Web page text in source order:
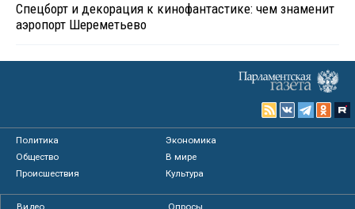
Спецборт и декорация к кинофантастике: чем знаменит
аэропорт Шереметьево
Политика
Экономика
Общество
В мире
Происшествия
Культура